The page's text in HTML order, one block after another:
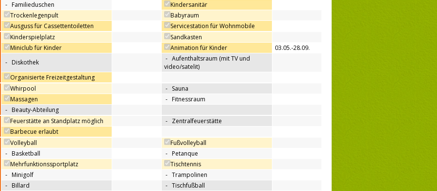
- Familieduschen
Kindersanitär
Trockenlegenpult
Babyraum
Ausguss für Cassettentoiletten
Servicestation für Wohnmobile
Kinderspielplatz
Sandkasten
Miniclub für Kinder
Animation für Kinder
03.05.-28.09.
- Diskothek - Aufenthaltsraum (mit TV und
video/satelit)
Organisierte Freizeitgestaltung
Whirpool - Sauna
Massagen
- Fitnessraum
- Beauty-Abteilung
Feuerstätte an Standplatz möglich - Zentralfeuerstätte
Barbecue erlaubt
Volleyball
Fußvolleyball
- Basketball - Petanque
Mehrfunktionssportplatz
Tischtennis
- Minigolf - Trampolinen
- Billard - Tischfußball